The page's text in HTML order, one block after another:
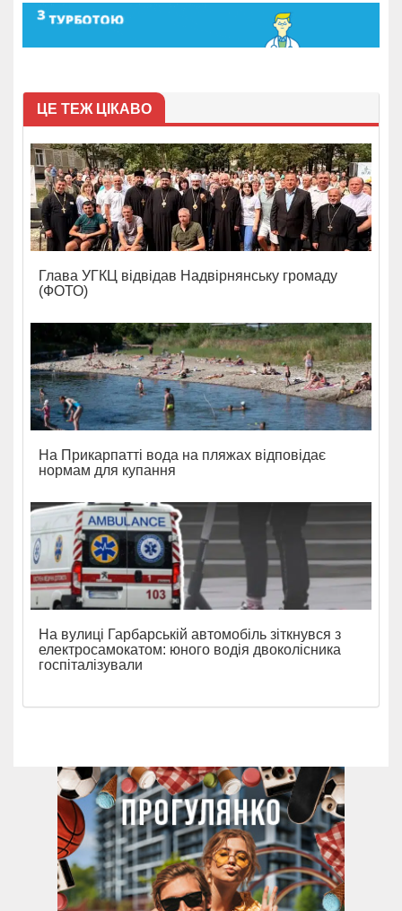
ЦЕ ТЕЖ ЦІКАВО
Глава УГКЦ відвідав Надвірнянську громаду
(ФОТО)
На Прикарпатті вода на пляжах відповідає
нормам для купання
На вулиці Гарбарській автомобіль зіткнувся з
електросамокатом: юного водія двоколісника
госпіталізували